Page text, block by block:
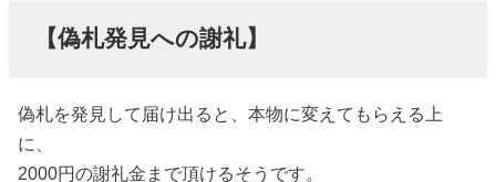
【偽札発見への謝礼】
偽札を発見して届け出ると、本物に変えてもらえる上
に、
2000円の謝礼金まで頂けるそうです。